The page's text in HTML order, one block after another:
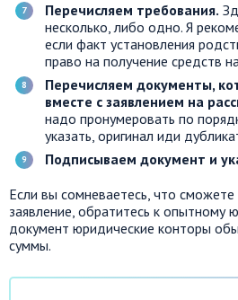
Перечисляем требования.
несколько, либо одно. Я
если факт установления
право на получение средств
Перечисляем документы,
вместе с заявлением на
надо пронумеровать по
указать, оригинал иди
Подписываем документ и
Если вы сомневаетесь, что сможете
заявление, обратитесь к опытному
документ юридические конторы
суммы.